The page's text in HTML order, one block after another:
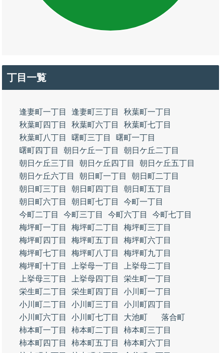
丁目一覧
逢妻町一丁目 逢妻町三丁目
秋葉町一丁目
秋葉町四丁目
秋葉町六丁目
秋葉町七丁目
秋葉町八丁目
曙町三丁目
曙町一丁目
曙町四丁目
朝日ケ丘一丁目
朝日ケ丘二丁目
朝日ケ丘三丁目
朝日ケ丘四丁目
朝日ケ丘五丁目
朝日ケ丘六丁目
朝日町一丁目
朝日町二丁目
朝日町三丁目
朝日町四丁目
朝日町五丁目
朝日町六丁目
朝日町七丁目
今町一丁目
今町二丁目
今町三丁目 今町六丁目
今町七丁目
梅坪町一丁目
梅坪町二丁目
梅坪町三丁目
梅坪町四丁目
梅坪町五丁目
梅坪町六丁目
梅坪町七丁目
梅坪町八丁目
梅坪町九丁目
梅坪町十丁目
上挙母一丁目
上挙母二丁目
上挙母三丁目
上挙母四丁目
栄生町一丁目
栄生町二丁目
栄生町四丁目
小川町一丁目
小川町二丁目
小川町三丁目
小川町四丁目
小川町六丁目
小川町七丁目 大池町
落合町
柿本町一丁目
柿本町二丁目
柿本町三丁目
柿本町四丁目
柿本町五丁目
柿本町六丁目